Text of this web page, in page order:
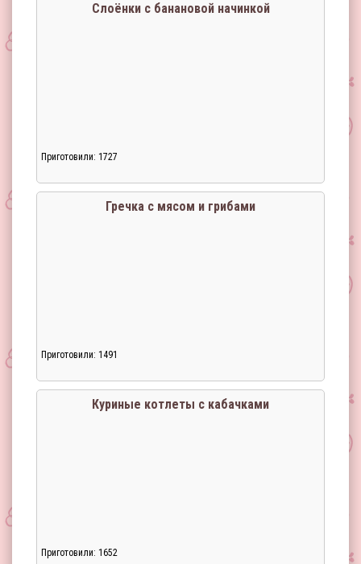
Слоёнки с банановой начинкой
Приготовили: 1727
Гречка с мясом и грибами
Приготовили: 1491
Куриные котлеты с кабачками
Приготовили: 1652